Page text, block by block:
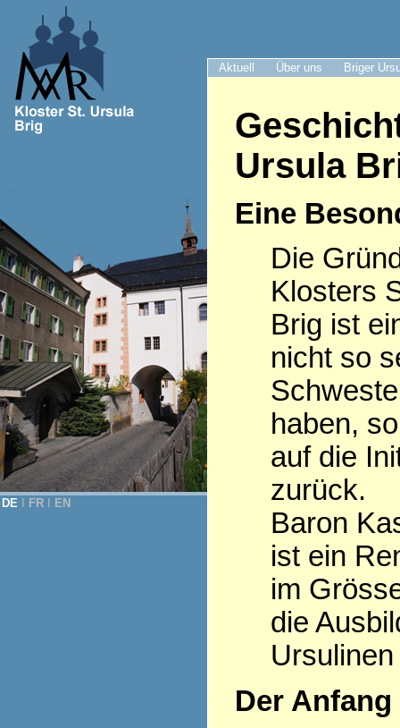
Aktuell Über uns Briger
DE FR EN
Ursula
Eine
Die
Klosters
Brig ist
nicht so
haben,
auf die
zurück.
Baron
ist ein
im
die
Der Anfang